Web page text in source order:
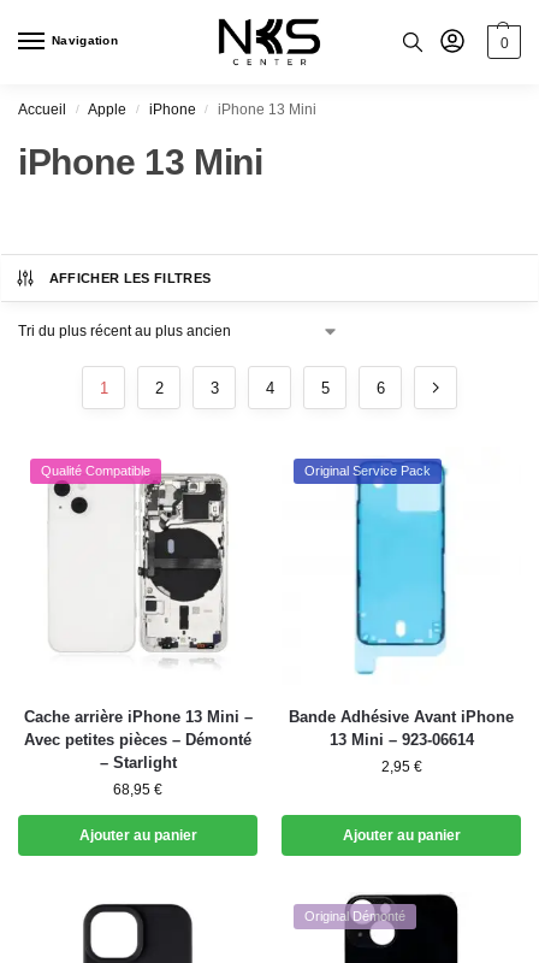
Navigation 0
Accueil / Apple / iPhone / iPhone 13 Mini
iPhone 13 Mini
AFFICHER LES FILTRES
1 2 3 4 5 6
Qualité Compatible
Cache arrière iPhone 13 Mini –
Avec petites pièces – Démonté
– Starlight
68,95 €
Ajouter au panier
Original Service Pack
Bande Adhésive Avant iPhone
13 Mini – 923-06614
2,95 €
Ajouter au panier
Original Démonté